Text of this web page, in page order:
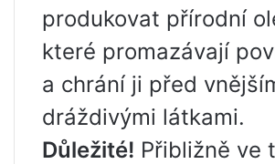
produkovat přírodní
které promazávají
a chrání ji před
dráždivými látkami.
Důležité! Přibližně ve